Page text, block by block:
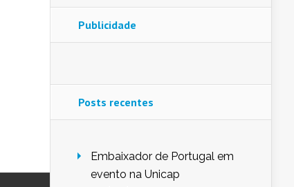
Publicidade
Posts recentes
Embaixador de Portugal em
evento na Unicap